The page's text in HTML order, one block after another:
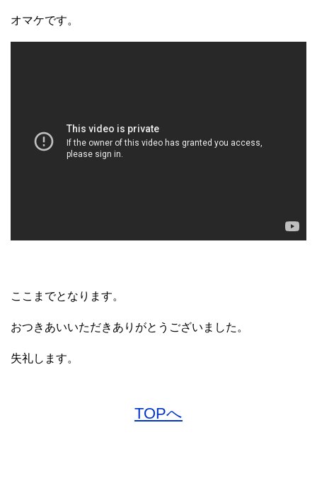
オマケです。
ここまでとなります。
おつきあいいただきありがとうございました。
失礼します。
TOPへ